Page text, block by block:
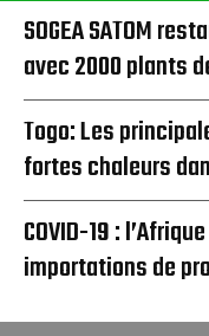
SOGEA SATOM
avec 2000 plants
Togo: Les
fortes chaleurs
COVID-19 :
importations de